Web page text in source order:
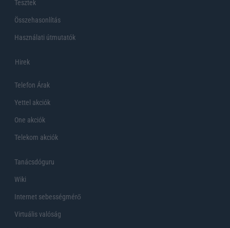
Tesztek
Összehasonlítás
Használati útmutatók
Hirek
Telefon Árak
Yettel akciók
One akciók
Telekom akciók
Tanácsdóguru
Wiki
Internet sebességmérő
Virtuális valóság